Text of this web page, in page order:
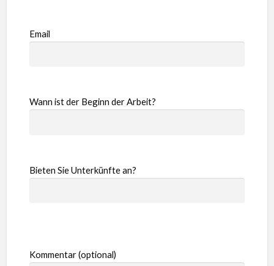
Email
Wann ist der Beginn der Arbeit?
Bieten Sie Unterkünfte an?
Kommentar (optional)